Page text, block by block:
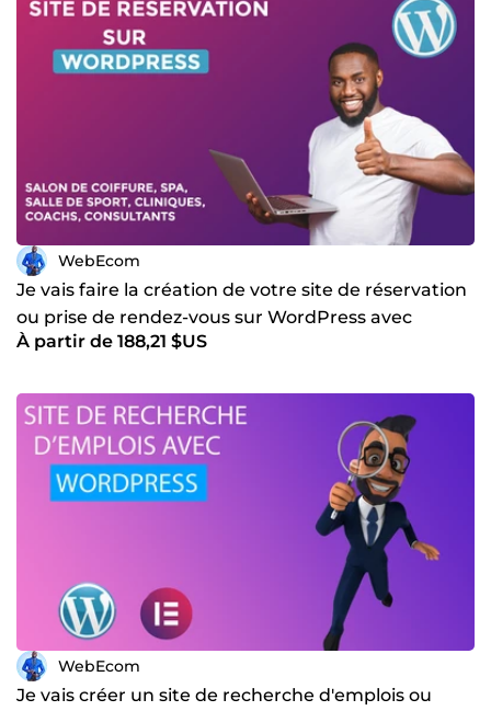
WebEcom
Je vais faire la création de votre site de réservation
ou prise de rendez-vous sur WordPress avec
Amelia
À partir de 188,21 $US
WebEcom
Je vais créer un site de recherche d'emplois ou